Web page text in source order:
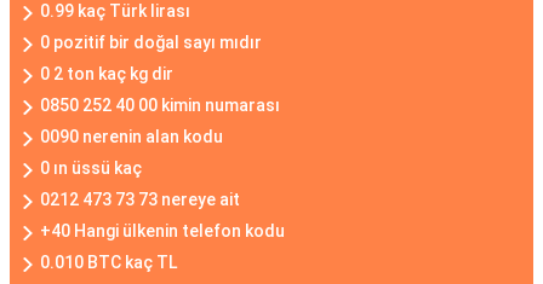
0.99 kaç Türk lirası
0 pozitif bir doğal sayı mıdır
0 2 ton kaç kg dir
0850 252 40 00 kimin numarası
0090 nerenin alan kodu
0 ın üssü kaç
0212 473 73 73 nereye ait
+40 Hangi ülkenin telefon kodu
0.010 BTC kaç TL